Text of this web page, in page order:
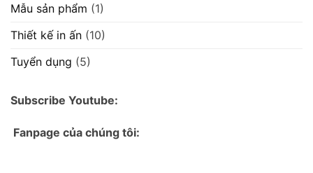
Mẫu sản phẩm (1)
Thiết kế in ấn (10)
Tuyển dụng (5)
Subscribe Youtube:
Fanpage của chúng tôi: